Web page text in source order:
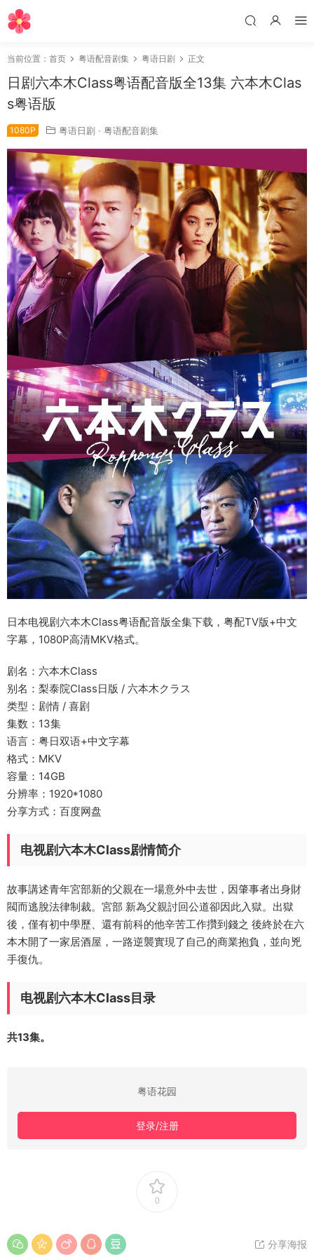
当前位置： 首页 粤语配音剧集 粤语日剧 正文
日剧六本木Class粤语配音版全13集 六本木Clas
s粤语版
1080P 粤语日剧 · 粤语配音剧集
日本电视剧六本木Class粤语配音版全集下载，粤配TV版+中文
字幕，1080P高清MKV格式。
剧名：六本木Class
别名：梨泰院Class日版 / 六本木クラス
类型：剧情 / 喜剧
集数：13集
语言：粤日双语+中文字幕
格式：MKV
容量：14GB
分辨率：1920*1080
分享方式：百度网盘
电视剧六本木Class剧情简介
故事講述青年宮部新的父親在一場意外中去世，因肇事者出身財
閥而逃脫法律制裁。宮部 新為父親討回公道卻因此入獄。出獄
後，僅有初中學歷、還有前科的他辛苦工作攢到錢之 後終於在六
本木開了一家居酒屋，一路逆襲實現了自己的商業抱負，並向兇
手復仇。
电视剧六本木Class目录
共13集。
粤语花园
登录/注册
0
分享海报